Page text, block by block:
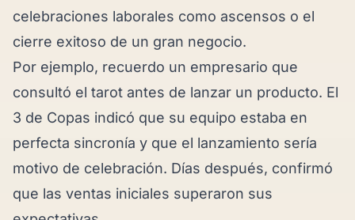
celebraciones laborales como ascensos o el
cierre exitoso de un gran negocio.
Por ejemplo, recuerdo un empresario que
consultó el tarot antes de lanzar un producto. El
3 de Copas indicó que su equipo estaba en
perfecta sincronía y que el lanzamiento sería
motivo de celebración. Días después, confirmó
que las ventas iniciales superaron sus